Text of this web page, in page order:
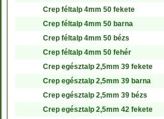
Crep féltalp 4mm 50 fekete
Crep féltalp 4mm 50 barna
Crep féltalp 4mm 50 bézs
Crep féltalp 4mm 50 fehér
Crep egésztalp 2,5mm 39 fekete
Crep egésztalp 2,5mm 39 barna
Crep egésztalp 2,5mm 39 bézs
Crep egésztalp 2,5mm 42 fekete